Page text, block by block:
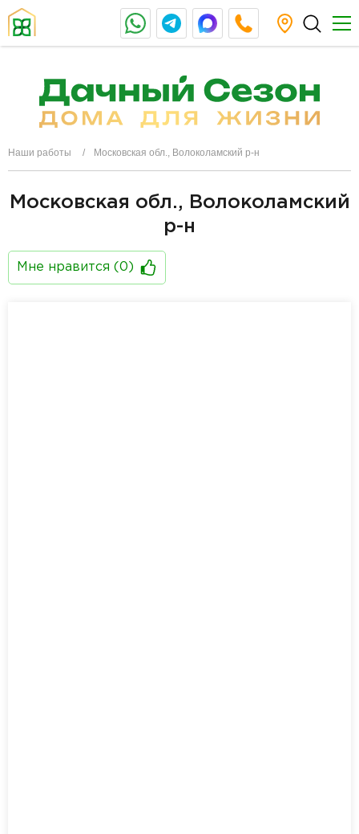
Наши работы Московская обл., Волоколамский р-н
Московская обл., Волоколамский
р-н
Мне нравится ( 0 )